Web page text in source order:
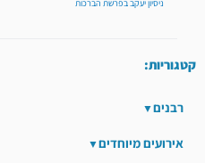
ניסיון יעקב בפרשת הברכות
קטגוריות:
רבנים
אירועים מיוחדים